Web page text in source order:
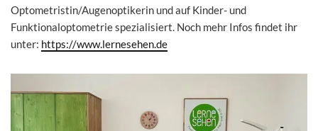
Optometristin/Augenoptikerin und auf Kinder- und
Funktionaloptometrie spezialisiert. Noch mehr Infos findet ihr
unter: https://www.lernesehen.de